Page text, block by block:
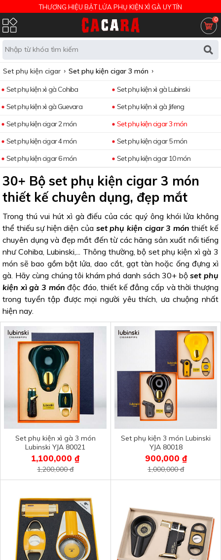
THƯƠNG HIỆU BẬT LỬA PHỤ KIỆN XÌ GÀ UY TÍN
0
Set phụ kiện cigar Set phụ kiện cigar 3 món
Set phụ kiện xì gà Cohiba
Set phụ kiện xì gà Lubinski
Set phụ kiện xì gà Guevara
Set phụ kiện xì gà Jifeng
Set phụ kiện cigar 2 món
Set phụ kiện cigar 3 món
Set phụ kiện cigar 4 món
Set phụ kiện cigar 5 món
Set phụ kiện cigar 6 món
Set phụ kiện cigar 10 món
30+ Bộ set phụ kiện cigar 3 món
thiết kế chuyên dụng, đẹp mắt
Trong thú vui hút xì gà điếu của các quý ông khói lửa không
thể thiếu sự hiện diện của set phụ kiện cigar 3 món thiết kế
chuyên dụng và đẹp mắt đến từ các hãng sản xuất nổi tiếng
như Cohiba, Lubinski,... Thông thường, bộ set phụ kiện xì gà 3
món sẽ bao gồm bật lửa, dao cắt, gạt tàn hoặc ống đựng xì
gà. Hãy cùng chúng tôi khám phá danh sách 30+ bộset phụ
kiện xì gà 3 món độc đáo, thiết kế đẳng cấp và thời thượng
trong tuyển tập được mọi người yêu thích, ưa chuộng nhất
hiện nay.
Set phụ kiện xì gà 3 món
Lubinski YJA 80021
1,100,000 ₫
1,200,000 đ
Set phụ kiện 3 món Lubinski
YJA 80018
900,000 ₫
1,000,000 đ